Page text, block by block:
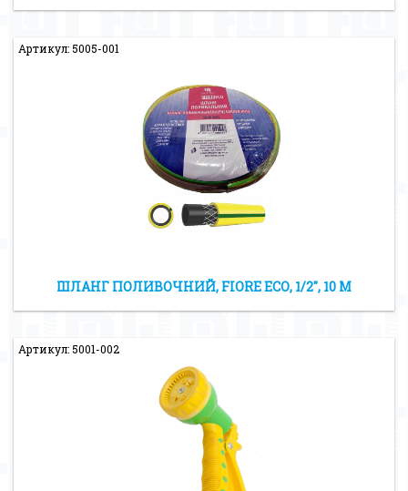
Артикул: 5005-001
ШЛАНГ ПОЛИВОЧНИЙ, FIORE ЕСО, 1/2″, 10 М
Артикул: 5001-002